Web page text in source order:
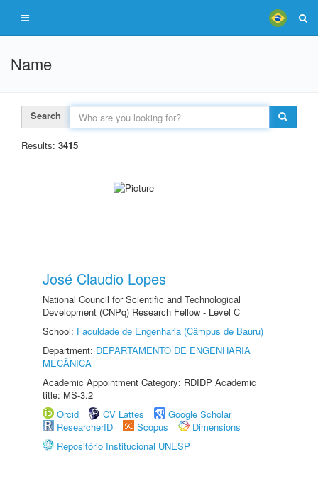
Name
Search
Results: 3415
José Claudio Lopes
National Council for Scientific and Technological
Development (CNPq) Research Fellow - Level C
School: Faculdade de Engenharia (Câmpus de Bauru)
Department: DEPARTAMENTO DE ENGENHARIA
MECÂNICA
Academic Appointment Category: RDIDP Academic
title: MS-3.2
Orcid
CV Lattes
Google Scholar
ResearcherID
Scopus
Dimensions
Repositório Institucional UNESP